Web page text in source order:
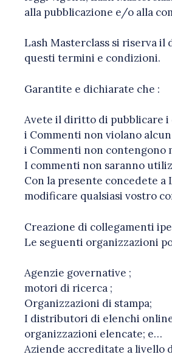
alla pubblicazione e/o alla
Lash Masterclass si riserva
questi termini e condizioni.
Garantite e dichiarate che :
Avete il diritto di pubblicare i
i Commenti non violano
i Commenti non contengono
I commenti non saranno
Con la presente concedete
modificare qualsiasi vostro
Creazione di collegamenti
Le seguenti organizzazioni
Agenzie governative ;
motori di ricerca ;
Organizzazioni di stampa;
I distributori di elenchi
organizzazioni elencate; e…
Aziende accreditate a livello